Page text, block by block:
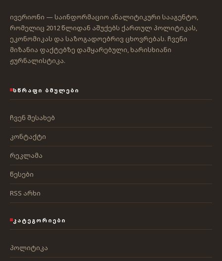
ივერიონი — საინფორმაციო ანალიტიკური სააგენტო,
რომელიც 2012 წლიდან აშუქებს ქართულ პოლიტიკას,
ეკონომიკას და საზოგადოებრივ ცხოვრებას. ჩვენი
მიზანია ფაქტებზე დამყარებული, ხარისხიანი
ჟურნალისტიკა.
ᲡᲬᲠᲐᲤᲘ ᲑᲛᲣᲚᲔᲑᲘ
ჩვენ შესახებ
კონტაქტი
რეკლამა
წესები
RSS არხი
ᲙᲐᲢᲔᲒᲝᲠᲘᲔᲑᲘ
პოლიტიკა